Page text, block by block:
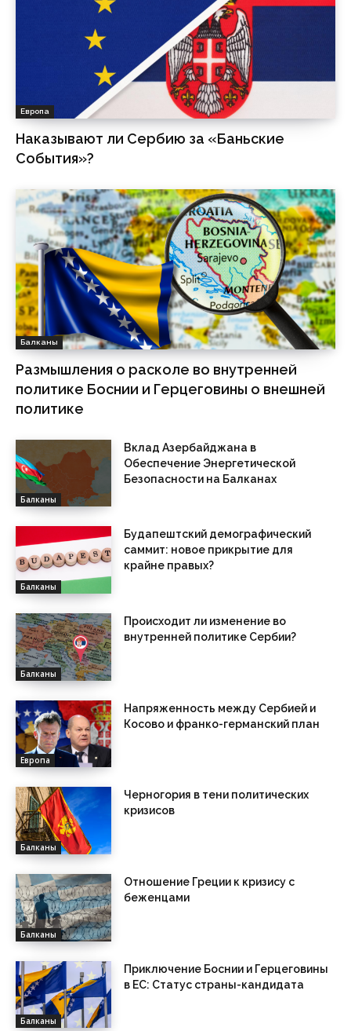
Европа
Наказывают ли Сербию за «Баньские
События»?
Балканы
Размышления о расколе во внутренней
политике Боснии и Герцеговины о внешней
политике
Балканы
Вклад Азербайджана в
Обеспечение Энергетической
Безопасности на Балканах
Балканы
Будапештский демографический
саммит: новое прикрытие для
крайне правых?
Балканы
Происходит ли изменение во
внутренней политике Сербии?
Европа
Напряженность между Сербией и
Косово и франко-германский план
Балканы
Черногория в тени политических
кризисов
Балканы
Отношение Греции к кризису с
беженцами
Балканы
Приключение Боснии и Герцеговины
в ЕС: Статус страны-кандидата